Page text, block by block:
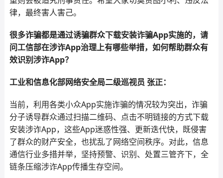
律，最终害人害己。
很多诈骗都是通过诱骗群众下载安装诈骗App实施的，请
问工信部在涉诈App治理上有哪些举措，如何帮助群众有
效识别涉诈App？
工业和信息化部网络安全局二级巡视员 张正：
当前，利用各类小众App实施诈骗的情况较为突出，诈骗
分子诱导群众通过扫描二维码、点击不明链接的方式下载
安装涉诈App，这些App迷惑性强、更新迭代快，既侵害
了群众的财产安全，也扰乱了网络空间秩序。对此，信息
通信行业多措并举，坚持预警、识别、处置三管齐下，全
链条压缩涉诈App传播生存空间。